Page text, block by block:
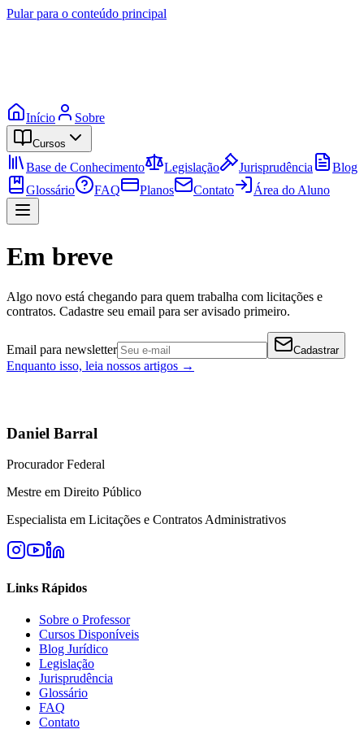
Pular para o conteúdo principal
Início Sobre
Cursos
Base de Conhecimento Legislação Jurisprudência
Blog
Glossário
FAQ Planos Contato Área do Aluno
Em breve
Algo novo está chegando para quem trabalha com licitações e
contratos. Cadastre seu email para ser avisado primeiro.
Email para newsletter Cadastrar
Enquanto isso, leia nossos artigos →
Daniel Barral
Procurador Federal
Mestre em Direito Público
Especialista em Licitações e Contratos Administrativos
Links Rápidos
Sobre o Professor
Cursos Disponíveis
Blog Jurídico
Legislação
Jurisprudência
Glossário
FAQ
Contato